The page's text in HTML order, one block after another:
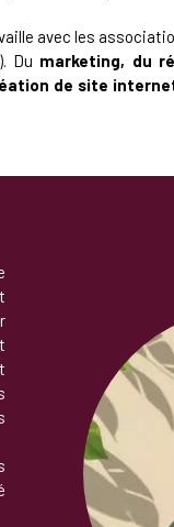
avec les
Du marketing, du
de site